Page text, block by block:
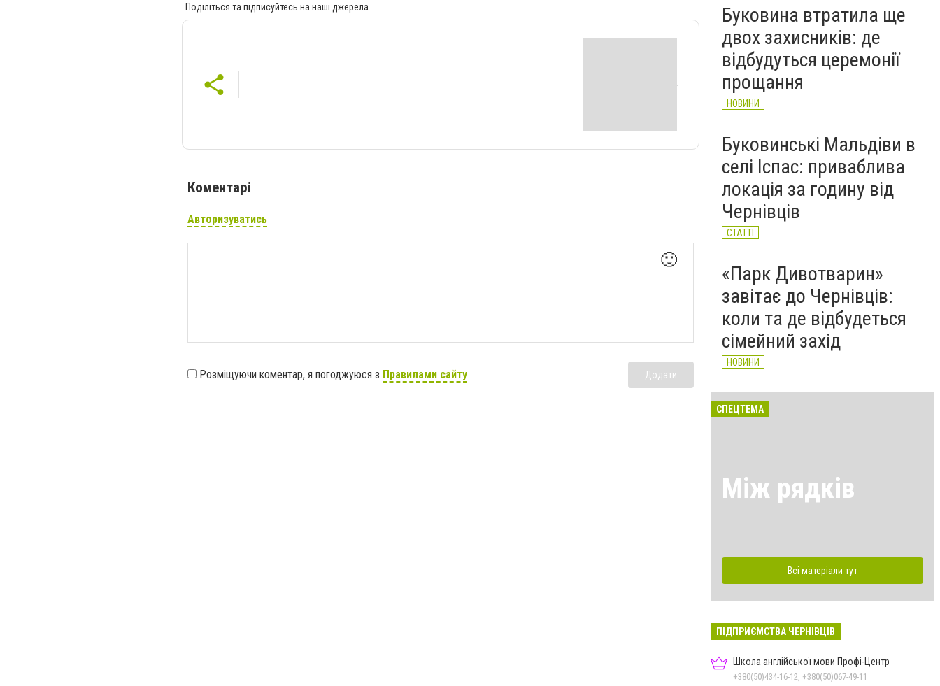
Поділіться та підписуйтесь на наші джерела
Коментарі
Авторизуватись
🙂
Розміщуючи коментар, я погоджуюся з Правилами сайту Додати
Буковина втратила ще
двох захисників: де
відбудуться церемонії
прощання
НОВИНИ
Буковинські Мальдіви в
селі Іспас: приваблива
локація за годину від
Чернівців
СТАТТІ
«Парк Дивотварин»
завітає до Чернівців:
коли та де відбудеться
сімейний захід
НОВИНИ
СПЕЦТЕМА
Між рядків
Всі матеріали тут
ПІДПРИЄМСТВА ЧЕРНІВЦІВ
Школа англійської мови Профі-Центр
+380(50)434-16-12, +380(50)067-49-11